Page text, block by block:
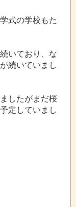
式の学校もた
いており、な
続いていまし
したがまだ桜
定していまし